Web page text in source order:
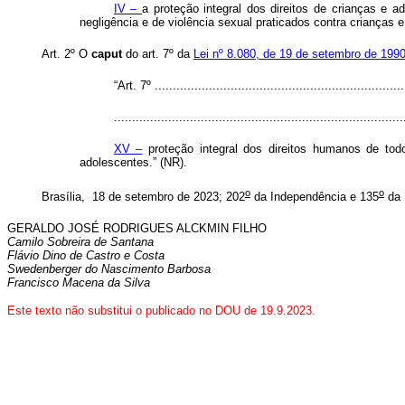
IV – a proteção integral dos direitos de crianças e
negligência e de violência sexual praticados contra crianças
Art. 2º O caputdo art. 7º da Lei nº 8.080, de 19 de setembro de 1990
“Art. 7º
XV –proteção integral dos direitos humanos de
adolescentes.” (NR).
Brasília, 18 de setembro de 2023; 202oda Independência e 135oda
GERALDO JOSÉ RODRIGUES ALCKMIN FILHO
Camilo Sobreira de Santana
Flávio Dino de Castro e Costa
Swedenberger do Nascimento Barbosa
Francisco Macena da Silva
Este texto não substitui o publicado no DOU de 19.9.2023.